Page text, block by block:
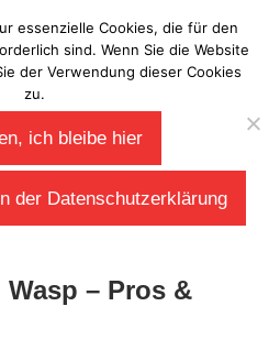
Laberladen
– Pros &
essenzielle Cookies, die für den
sind. Wenn Sie die Website
der Verwendung dieser Cookies
zu.
ich bleibe hier
der Datenschutzerklärung